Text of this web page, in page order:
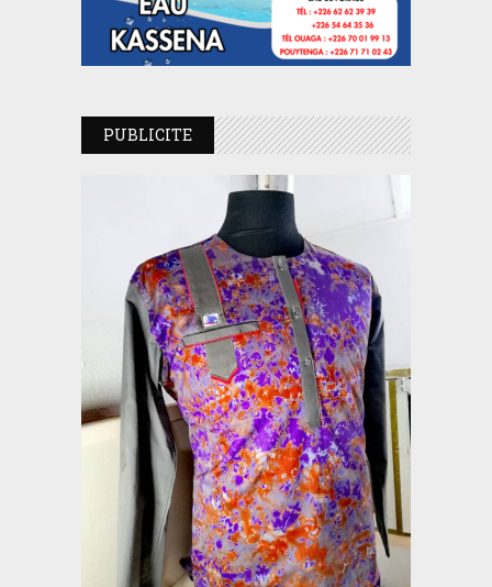
PUBLICITE